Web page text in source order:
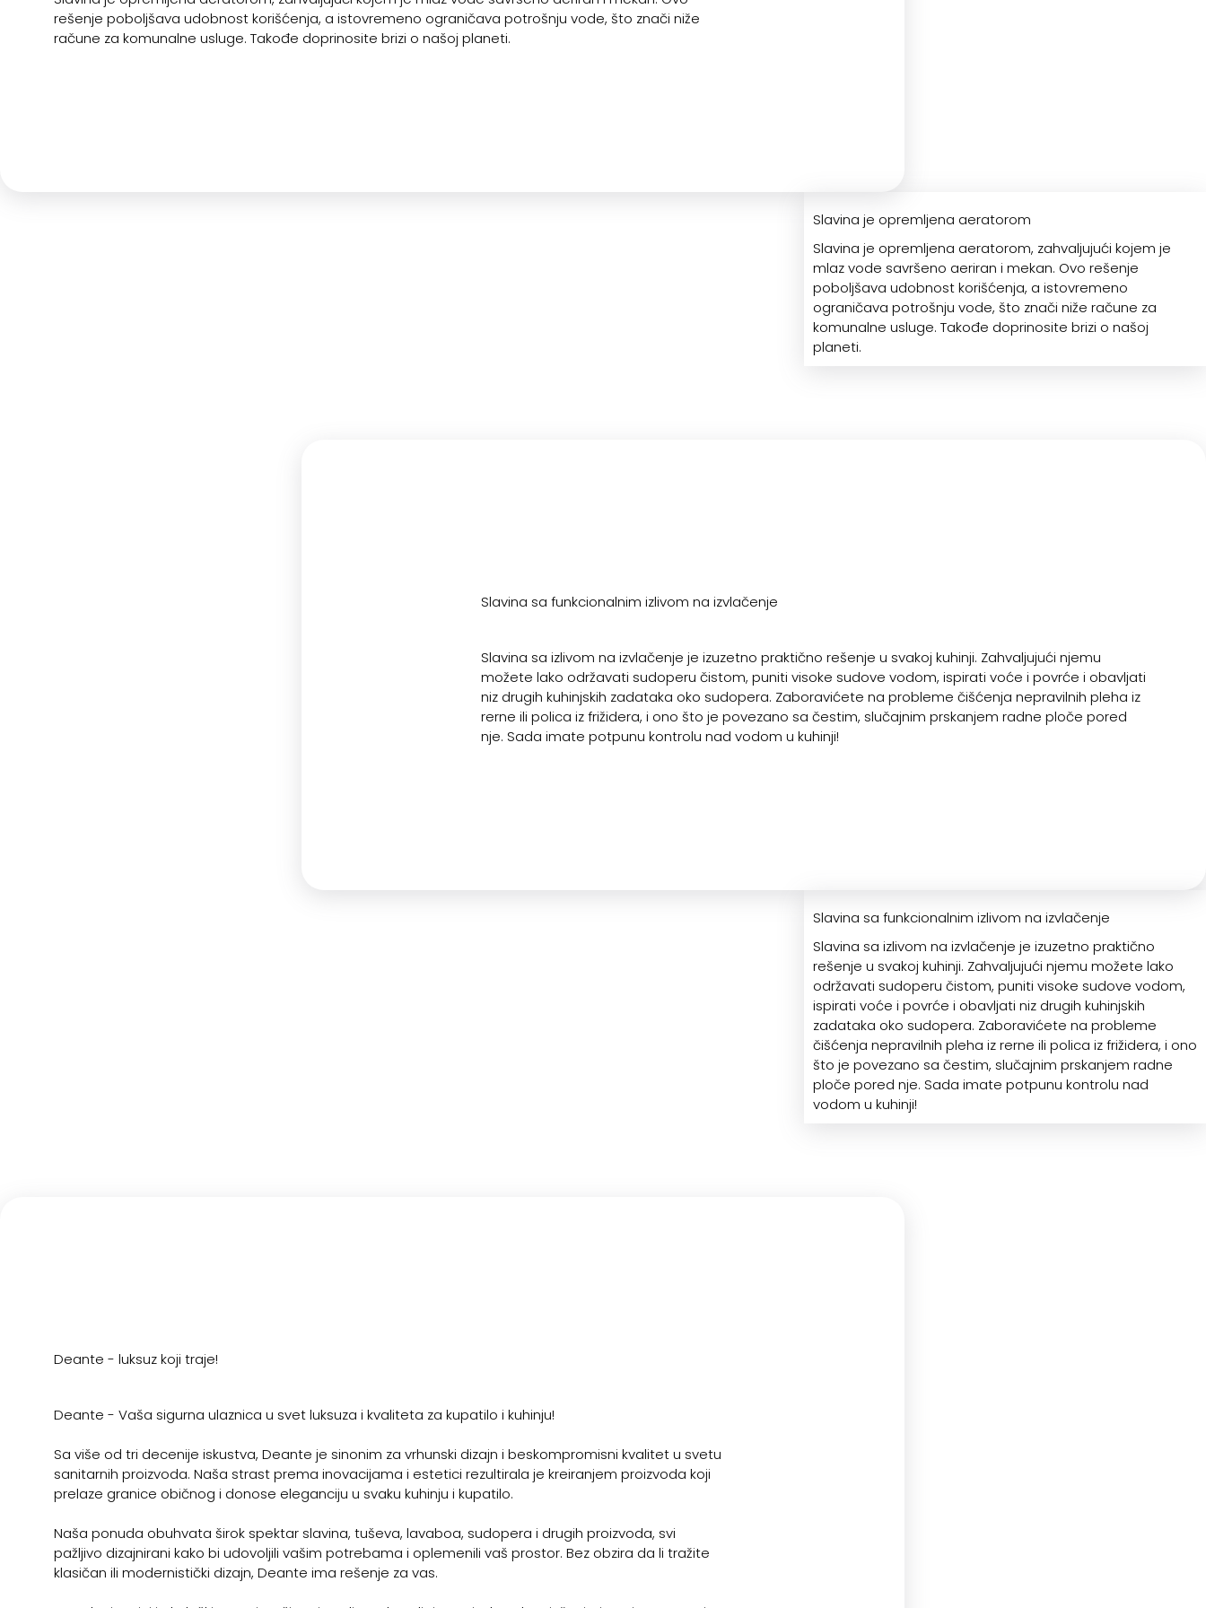
rešenje poboljšava udobnost korišćenja, a istovremeno ograničava potrošnju vode, što znači niže
račune za komunalne usluge. Takođe doprinosite brizi o našoj planeti.
Slavina je opremljena aeratorom
Slavina je opremljena aeratorom, zahvaljujući kojem je
mlaz vode savršeno aeriran i mekan. Ovo rešenje
poboljšava udobnost korišćenja, a istovremeno
ograničava potrošnju vode, što znači niže račune za
komunalne usluge. Takođe doprinosite brizi o našoj
planeti.
Slavina sa funkcionalnim izlivom na izvlačenje
Slavina sa izlivom na izvlačenje je izuzetno praktično rešenje u svakoj kuhinji. Zahvaljujući njemu
možete lako održavati sudoperu čistom, puniti visoke sudove vodom, ispirati voće i povrće i obavljati
niz drugih kuhinjskih zadataka oko sudopera. Zaboravićete na probleme čišćenja nepravilnih pleha iz
rerne ili polica iz frižidera, i ono što je povezano sa čestim, slučajnim prskanjem radne ploče pored
nje. Sada imate potpunu kontrolu nad vodom u kuhinji!
Slavina sa funkcionalnim izlivom na izvlačenje
Slavina sa izlivom na izvlačenje je izuzetno praktično
rešenje u svakoj kuhinji. Zahvaljujući njemu možete lako
održavati sudoperu čistom, puniti visoke sudove vodom,
ispirati voće i povrće i obavljati niz drugih kuhinjskih
zadataka oko sudopera. Zaboravićete na probleme
čišćenja nepravilnih pleha iz rerne ili polica iz frižidera, i ono
što je povezano sa čestim, slučajnim prskanjem radne
ploče pored nje. Sada imate potpunu kontrolu nad
vodom u kuhinji!
Deante - luksuz koji traje!
Deante - Vaša sigurna ulaznica u svet luksuza i kvaliteta za kupatilo i kuhinju!
Sa više od tri decenije iskustva, Deante je sinonim za vrhunski dizajn i beskompromisni kvalitet u svetu
sanitarnih proizvoda. Naša strast prema inovacijama i estetici rezultirala je kreiranjem proizvoda koji
prelaze granice običnog i donose eleganciju u svaku kuhinju i kupatilo.
Naša ponuda obuhvata širok spektar slavina, tuševa, lavaboa, sudopera i drugih proizvoda, svi
pažljivo dizajnirani kako bi udovoljili vašim potrebama i oplemenili vaš prostor. Bez obzira da li tražite
klasičan ili modernistički dizajn, Deante ima rešenje za vas.